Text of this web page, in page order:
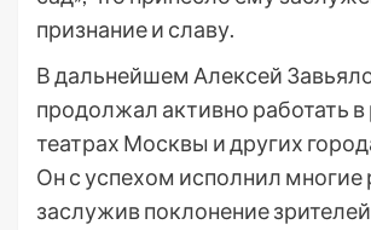
признание и славу.
В дальнейшем Алексей
продолжал активно работать в
театрах Москвы и других
Он с успехом исполнил многие
заслужив поклонение